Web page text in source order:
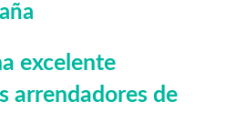
excelente
arrendadores de